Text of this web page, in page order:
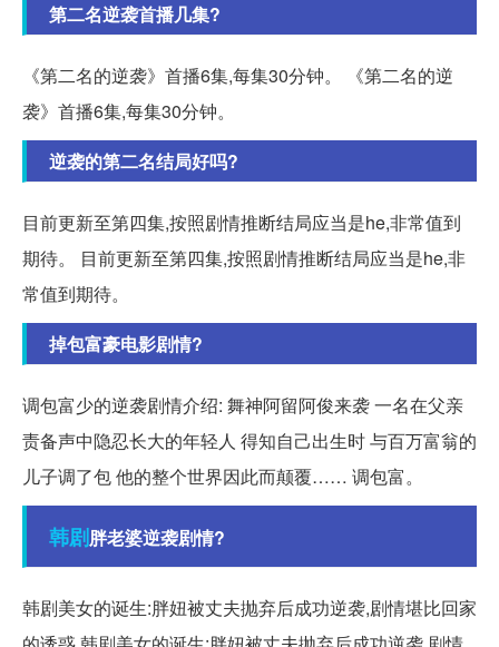
第二名逆袭首播几集?
《第二名的逆袭》首播6集,每集30分钟。 《第二名的逆
袭》首播6集,每集30分钟。
逆袭的第二名结局好吗?
目前更新至第四集,按照剧情推断结局应当是he,非常值到
期待。 目前更新至第四集,按照剧情推断结局应当是he,非
常值到期待。
掉包富豪电影剧情?
调包富少的逆袭剧情介绍: 舞神阿留阿俊来袭 一名在父亲
责备声中隐忍长大的年轻人 得知自己出生时 与百万富翁的
儿子调了包 他的整个世界因此而颠覆…… 调包富。
韩剧胖老婆逆袭剧情?
韩剧美女的诞生:胖妞被丈夫抛弃后成功逆袭,剧情堪比回家